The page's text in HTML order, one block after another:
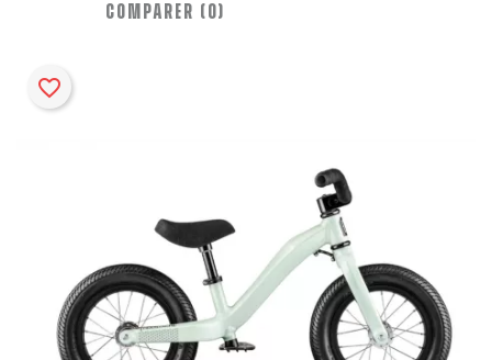
COMPARER (0)‎
favorite_border